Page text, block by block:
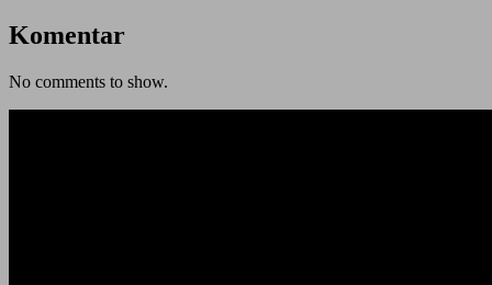
Komentar
No comments to show.